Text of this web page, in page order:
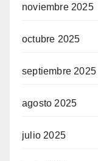
noviembre 2025
octubre 2025
septiembre 2025
agosto 2025
julio 2025